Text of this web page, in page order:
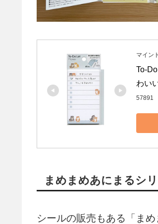
マイン
To-
わい
57891
まめまめあにまるシ
シールの販売もある「まめ